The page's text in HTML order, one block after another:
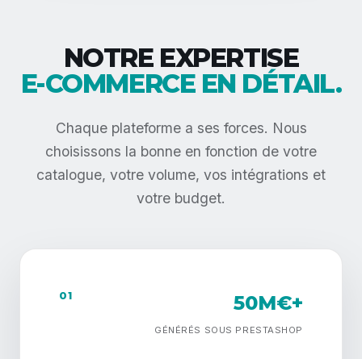
NOTRE EXPERTISE
E-COMMERCE EN DÉTAIL.
Chaque plateforme a ses forces. Nous
choisissons la bonne en fonction de votre
catalogue, votre volume, vos intégrations et
votre budget.
01 50M€+
GÉNÉRÉS SOUS PRESTASHOP